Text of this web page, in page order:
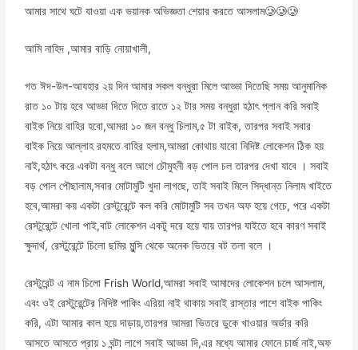
আমার সাথে ঘটে যাওয়া এক ভয়ানক অভিজ্ঞতা শেয়ার করতে আসলাম🥲🥲🥲
আমি নাহিদ ,আমার বাড়ি নোয়াখালী,
গত ঈদ-উল-আযহার ২য় দিন আমার সকল বন্ধুরা মিলে আড্ডা দিতেছি সময় আনুমানিক
রাত ১০ টায় হবে আড্ডা দিতে দিতে রাতে ১২ টার সময় বন্ধুরা হঠাৎ প্লান করি সবাই
বাইক নিয়ে বাহির হবো,আমরা ১০ জন বন্ধু চিলাম,৫ টা বাইক, তারপর সবাই সবার
বাইক নিয়ে আল্লাহ রহমতে বাহির হলাম,আমরা কোথায় যাবো নিদিষ্ট লোকেশন ঠিক হয়
নাই,হঠাৎ করে একটা বন্ধু বলে আগে চৌমুহনী বড় পোল চল তারপর দেখা যাবে । সবাই
বড় পোল পৌছালাম,সবার মোটামুটি খুদা লাগছে, তাই সবাই মিলে সিদ্ধান্ত নিলাম খাইতে
হবে,আমরা কয় একটা রেস্টুরেন্টে কল করি মোটামুটি সব তখন অফ হয়ে গেচে, পরে একটা
রেস্টুরেন্টে খোলা পাই,বাট লোকেশন একটু দরে হয়ে যায় তারপর যাইতে হবে কারণ সবাই
ক্ষুদার্থ, রেস্টুরেন্টে চিলো ছমির মুন্সি থেকে অনেক ভিতরে বট তলা বলে ।
রেস্টুরেন্ট এ নাম চিলো Frish World,আমরা সবাই আমাদের লোকেশন চলে আসলাম,
এবং ওই রেস্টুরেন্টের নিদিষ্ট পাকিং এরিয়া নাই থাকায় সবাই রাস্তার পাশে বাইক পাকিং
করি, এটা আমার কাল হয়ে দাড়ায়,তারপর আমরা ভিতরে ডুকে খাওয়ার অর্ডার করি
আসতে আসতে প্রায় ১ ঘন্টা লাগে সবাই আড্ডা দি,এর মধ্যে আমার ফোনে চার্জ নাই,অফ